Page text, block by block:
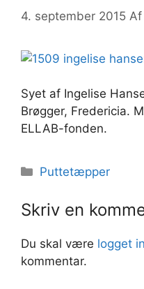
4. september 2015 Af
Syet af Ingelise
Brøgger, Fredericia.
ELLAB-fonden.
Kategorier
Puttetæpper
Skriv en
Du skal være logget
kommentar.